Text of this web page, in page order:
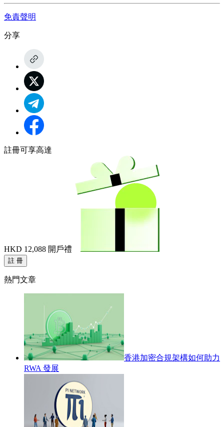
免責聲明
分享
註冊可享高達
HKD 12,088 開戶禮
註 冊
熱門文章
香港加密合規架構如何助力
RWA 發展